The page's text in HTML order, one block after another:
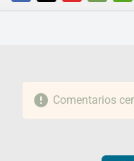
FACEBOOKTWITTERFLIPBOARD
E-
Comentarios